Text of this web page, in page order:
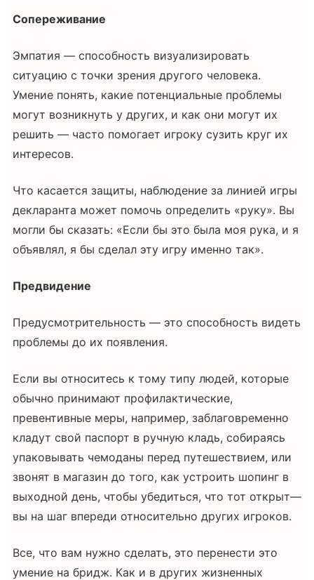
Сопереживание
Эмпатия — способность визуализировать
ситуацию с точки зрения другого человека.
Умение понять, какие потенциальные проблемы
могут возникнуть у других, и как они могут их
решить — часто помогает игроку сузить круг их
интересов.
Что касается защиты, наблюдение за линией игры
декларанта может помочь определить «руку». Вы
могли бы сказать: «Если бы это была моя рука, и я
объявлял, я бы сделал эту игру именно так».
Предвидение
Предусмотрительность — это способность видеть
проблемы до их появления.
Если вы относитесь к тому типу людей, которые
обычно принимают профилактические,
превентивные меры, например, заблаговременно
кладут свой паспорт в ручную кладь, собираясь
упаковывать чемоданы перед путешествием, или
звонят в магазин до того, как устроить шопинг в
выходной день, чтобы убедиться, что тот открыт—
вы на шаг впереди относительно других игроков.
Все, что вам нужно сделать, это перенести это
умение на бридж. Как и в других жизненных